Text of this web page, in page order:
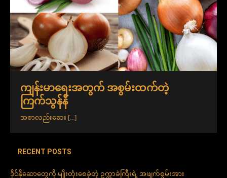
ကျန်းမာရေးအတွက် အစွမ်းထက်တဲ့
ကြက်သွန်နီ
အစာလည်းဆေး [...]
RECENT POSTS
ဒိုင်နိုဆောတွေကို မျိုးတုံးစေခဲ့တဲ့ ဥက္ကာခဲကြီးရဲ့ အဖျက်စွမ်းအား